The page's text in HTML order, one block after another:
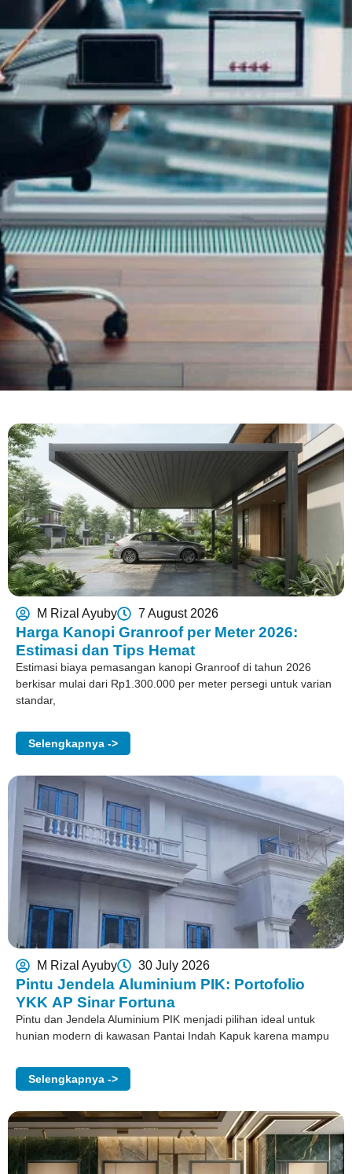
M Rizal Ayuby 7 August 2026
Harga Kanopi Granroof per Meter 2026:
Estimasi dan Tips Hemat
Estimasi biaya pemasangan kanopi Granroof di tahun 2026
berkisar mulai dari Rp1.300.000 per meter persegi untuk varian
standar,
Selengkapnya ->
M Rizal Ayuby 30 July 2026
Pintu Jendela Aluminium PIK: Portofolio
YKK AP Sinar Fortuna
Pintu dan Jendela Aluminium PIK menjadi pilihan ideal untuk
hunian modern di kawasan Pantai Indah Kapuk karena mampu
Selengkapnya ->